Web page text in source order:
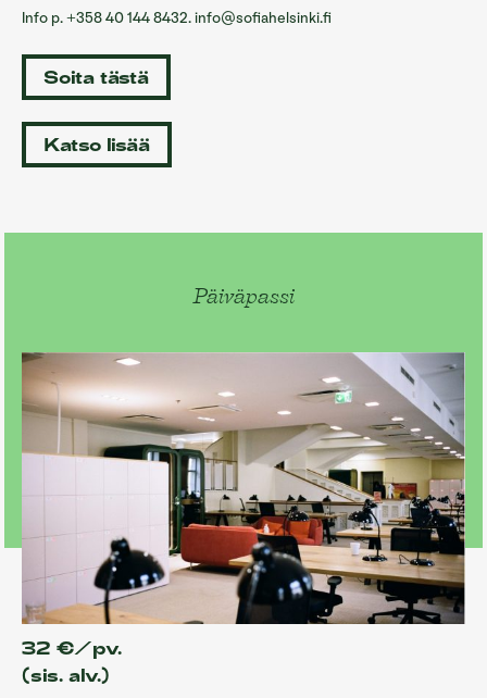
Info p. +358 40 144 8432. info@sofiahelsinki.fi
Soita tästä
Katso lisää
Päiväpassi
32 €/pv.
(sis. alv.)